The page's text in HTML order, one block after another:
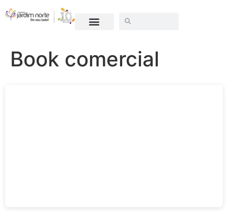
Book comercial